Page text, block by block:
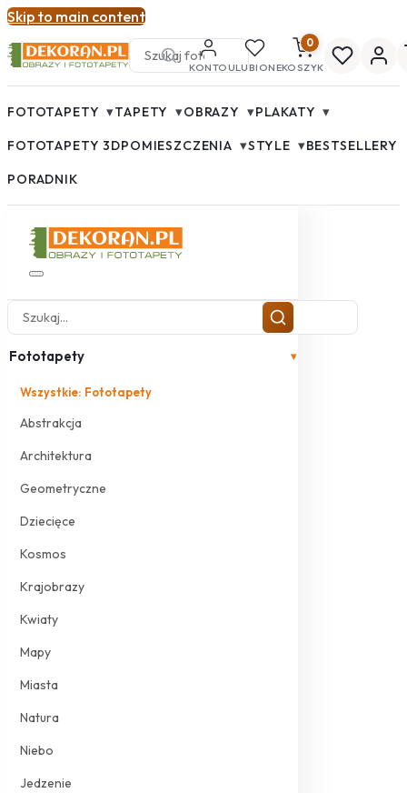
Skip to main content
KONTOULUBIONE
0
KOSZYK
FOTOTAPETY ▾TAPETY ▾OBRAZY ▾PLAKATY ▾
FOTOTAPETY 3DPOMIESZCZENIA ▾STYLE ▾BESTSELLERY
PORADNIK
Fototapety ▾
Wszystkie: Fototapety
Abstrakcja
Architektura
Geometryczne
Dziecięce
Kosmos
Krajobrazy
Kwiaty
Mapy
Miasta
Natura
Niebo
Jedzenie